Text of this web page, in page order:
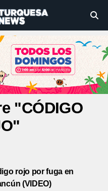
"CÓDIGO
rojo por fuga en
(VIDEO)